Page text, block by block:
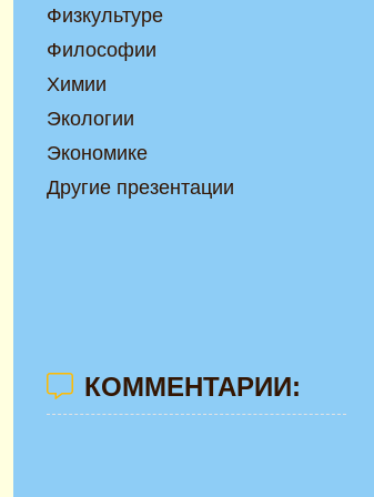
Физкультуре
Философии
Химии
Экологии
Экономике
Другие презентации
КОММЕНТАРИИ: